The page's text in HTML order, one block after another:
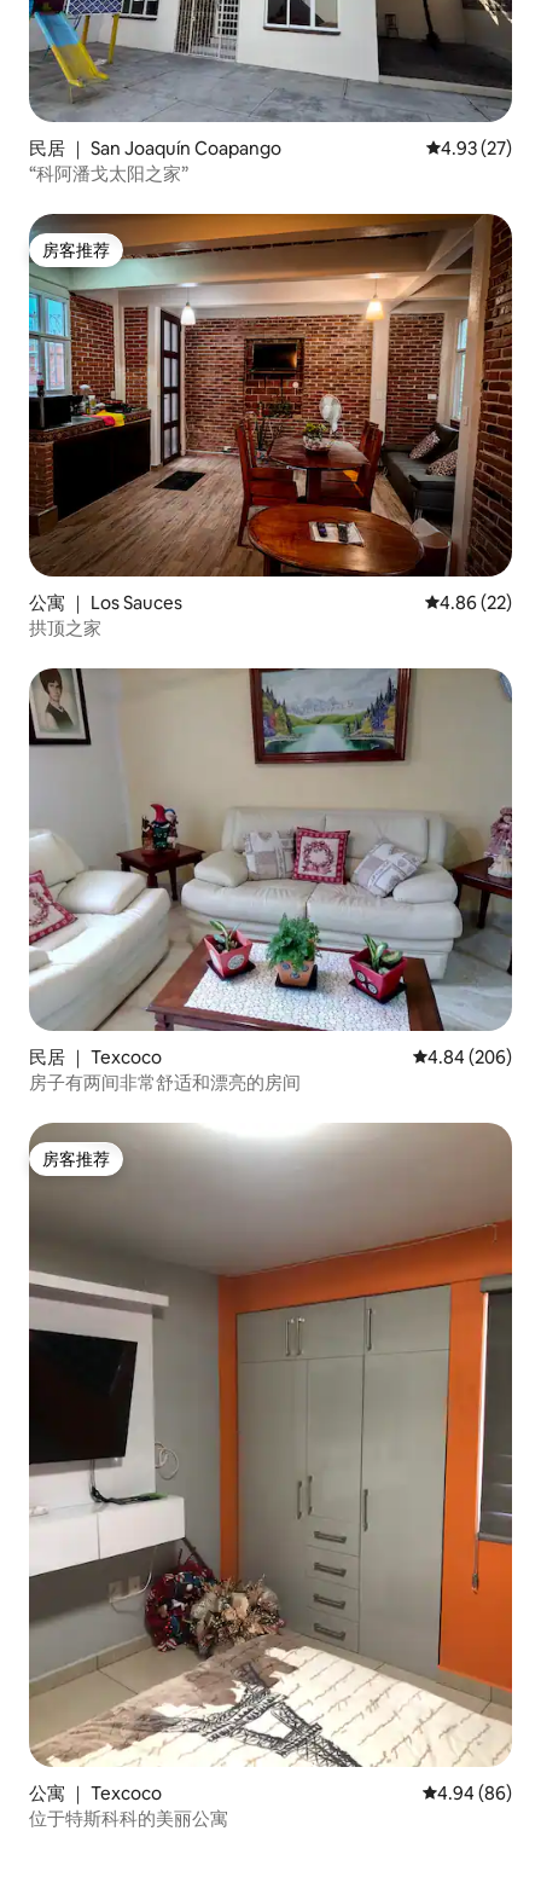
民居 ｜ San Joaquín Coapango 平均评分
4.93 (27)
“科阿潘戈太阳之家”
房客推荐
房客推荐
公寓 ｜ Los Sauces 平均评分
4.86 (22)
拱顶之家
民居 ｜ Texcoco 平均评分 4.84
4.84 (206)
房子有两间非常舒适和漂亮的房间
房客推荐
房客推荐
公寓 ｜ Texcoco 平均评分 4.94
4.94 (86)
位于特斯科科的美丽公寓